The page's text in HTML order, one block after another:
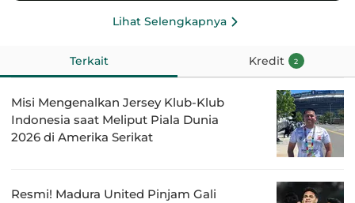
Lihat Selengkapnya
Terkait Kredit 2
Misi Mengenalkan Jersey Klub-Klub
Indonesia saat Meliput Piala Dunia
2026 di Amerika Serikat
Resmi! Madura United Pinjam Gali